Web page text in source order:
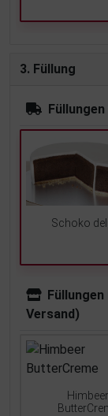
3. Füllung
Schoko
Versand)
Himbeer